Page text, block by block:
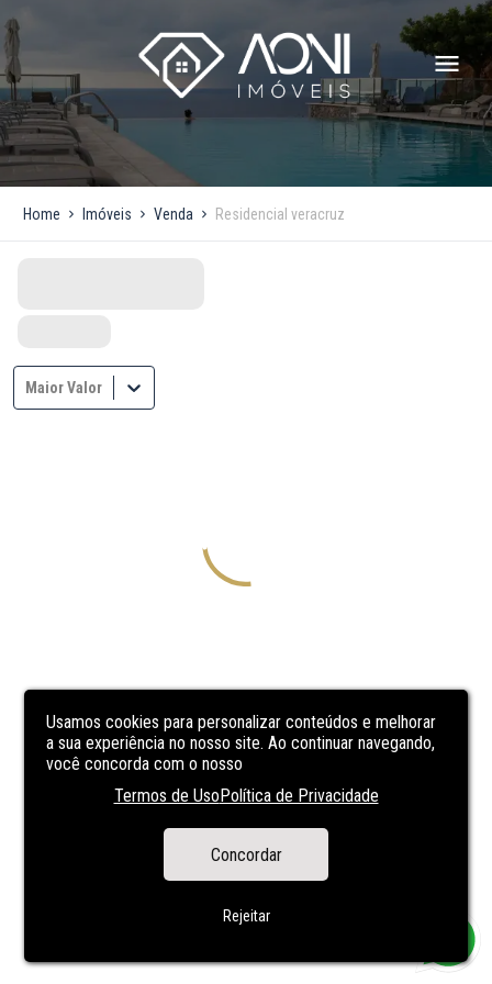
Usamos cookies para personalizar conteúdos e melhorar
a sua experiência no nosso site. Ao continuar navegando,
você concorda com o nosso
Termos de UsoPolítica de Privacidade
Concordar
Rejeitar
Home Imóveis Venda Residencial veracruz
Maior Valor